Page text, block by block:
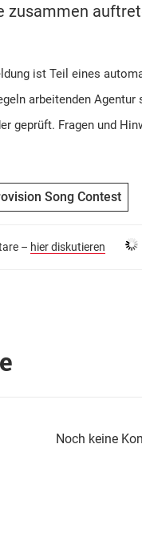
zusammen
ist Teil eines
arbeitenden
geprüft. Fragen und
Song Contest
– hier diskutieren
Noch keine